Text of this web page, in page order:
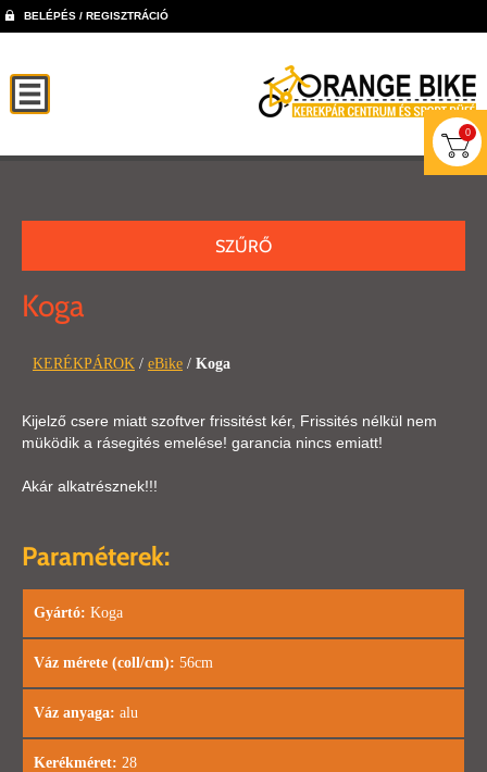
BELÉPÉS / REGISZTRÁCIÓ
0
SZŰRŐ
Koga
KERÉKPÁROK / eBike / Koga
Kijelző csere miatt szoftver frissitést kér, Frissités nélkül nem
müködik a rásegités emelése! garancia nincs emiatt!
Akár alkatrésznek!!!
Paraméterek:
Gyártó: Koga
Váz mérete (coll/cm): 56cm
Váz anyaga: alu
Kerékméret: 28